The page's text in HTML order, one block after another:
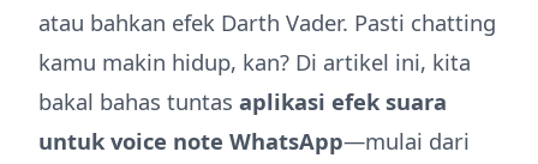
atau bahkan efek Darth Vader. Pasti chatting
kamu makin hidup, kan? Di artikel ini, kita
bakal bahas tuntas aplikasi efek suara
untuk voice note WhatsApp—mulai dari